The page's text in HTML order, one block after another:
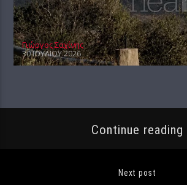
Γιώργος Σαχίνης
30 ΙΟΥΛΊΟΥ 2026
Continue reading
Next post